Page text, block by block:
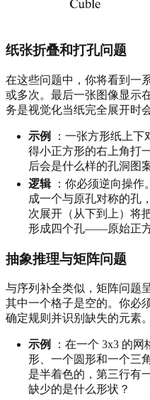
纸张折叠和打孔问题
在这些问题中，你将看到一
或多次。最后一张图像显示
务是视觉化当纸完全展开时
示例
：一张方形纸上
得小正方形的右上角打
后会是什么样的孔洞图
逻辑：你必须逆向操作
成一个与原孔对称的孔
次展开（从下到上）将
形成四个孔——原始正方
抽象推理与矩阵问题
与序列补全类似，矩阵问题
其中一个格子是空的。你必
确定规则并识别缺失的元素。
示例
：在一个 3x3 的
形、一个圆形和一个三
是半着色的，第三行有
缺少的是什么形状？